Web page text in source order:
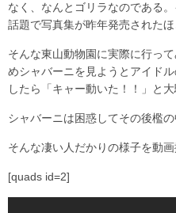
なく、なんとゴリラなのである
話題で写真集が昨年発売されたほ
そんな東山動物園に実際に行っ
めシャバーニを見ようとアイド
したら「キャー動いた！！」と大
シャバーニは困惑してその後檻
そんな凄い人だかりの様子を動
[quads id=2]